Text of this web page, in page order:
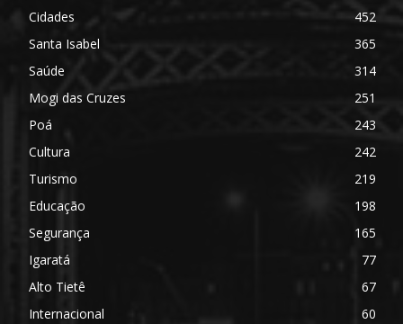
Cidades
452
Santa Isabel
365
Saúde
314
Mogi das Cruzes
251
Poá
243
Cultura
242
Turismo
219
Educação
198
Segurança
165
Igaratá
77
Alto Tietê
67
Internacional
60